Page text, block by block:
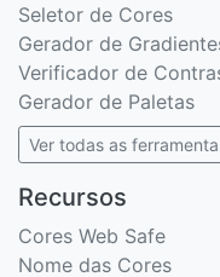
Seletor de Cores
Gerador de
Verificador de
Gerador de Paletas
Ver todas as
Recursos
Cores Web Safe
Nome das Cores